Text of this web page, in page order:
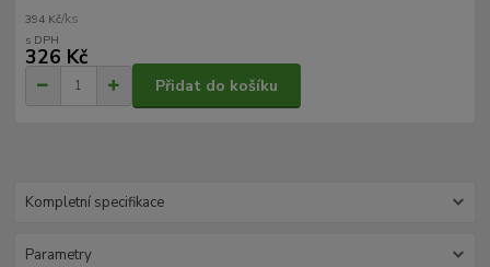
394 Kč/ks
326 Kč
Přidat do košíku
Kompletní specifikace
Parametry